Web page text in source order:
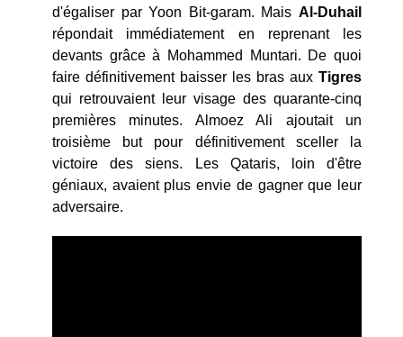
d'égaliser par Yoon Bit-garam. Mais Al-Duhail
répondait immédiatement en reprenant les
devants grâce à Mohammed Muntari. De quoi
faire définitivement baisser les bras aux Tigres
qui retrouvaient leur visage des quarante-cinq
premières minutes. Almoez Ali ajoutait un
troisième but pour définitivement sceller la
victoire des siens. Les Qataris, loin d'être
géniaux, avaient plus envie de gagner que leur
adversaire.